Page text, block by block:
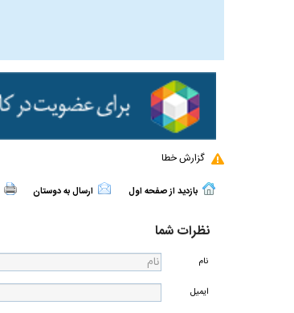
گزارش خطا
بازدید از صفحه اول ارسال به دوستان
نظرات شما
نام
ایمیل